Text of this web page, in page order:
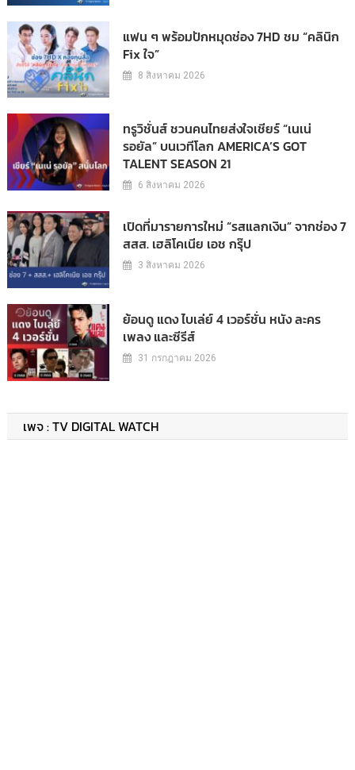
แฟน ๆ พร้อมปักหมุดช่อง 7HD ชม “คลินิก
Fix ใจ”
8 สิงหาคม 2026
ทรูวิชั่นส์ ชวนคนไทยส่งใจเชียร์ “เนเน่
รอยัล” บนเวทีโลก AMERICA’S GOT
TALENT SEASON 21
6 สิงหาคม 2026
เปิดที่มารายการใหม่ “รสแลกเงิน” จากช่อง 7
สสส. เฮลิโคเนีย เอช กรุ๊ป
3 สิงหาคม 2026
ย้อนดู แดง ไบเล่ย์ 4 เวอร์ชั่น หนัง ละคร
เพลง และซีรีส์
31 กรกฎาคม 2026
เพจ : TV DIGITAL WATCH